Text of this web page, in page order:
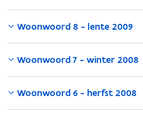
Woonwoord 8 - lente 2009
Woonwoord 7 - winter 2008
Woonwoord 6 - herfst 2008